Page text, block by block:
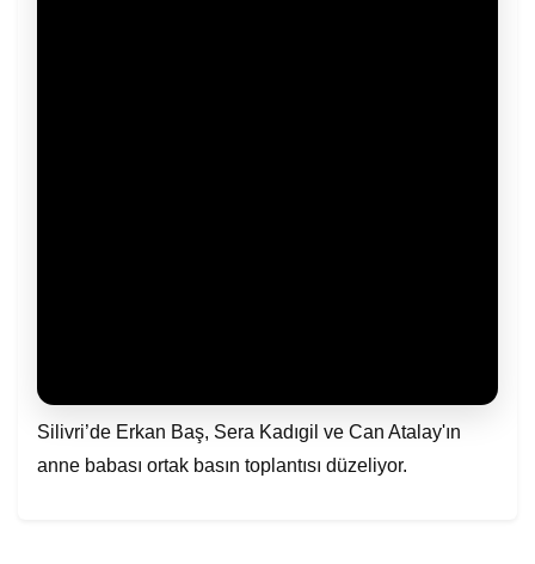
Silivri’de Erkan Baş, Sera Kadıgil ve Can Atalay'ın
anne babası ortak basın toplantısı düzeliyor.